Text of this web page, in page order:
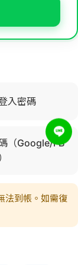
入密碼
（Google/FB
法到帳。如需復